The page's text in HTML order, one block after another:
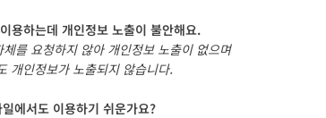
용하는데 개인정보 노출이 불안해요.
를 요청하지 않아 개인정보 노출이 없으며
개인정보가 노출되지 않습니다.
에서도 이용하기 쉬운가요?